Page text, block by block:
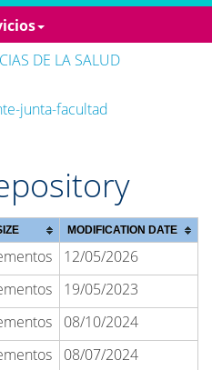
DE LA SALUD
junta-facultad
MODIFICATION DATE
12/05/2026
19/05/2023
08/10/2024
08/07/2024